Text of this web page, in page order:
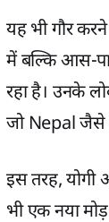
यह भी गौर
में बल्कि आस-
रहा है। उनके
जो Nepal जैसे
इस तरह, योगी
भी एक नया